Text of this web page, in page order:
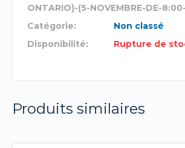
ONTARIO)-(5-NOVEMBRE-DE-
Catégorie:
Non classé
Disponibilité:
Rupture de
Produits similaires